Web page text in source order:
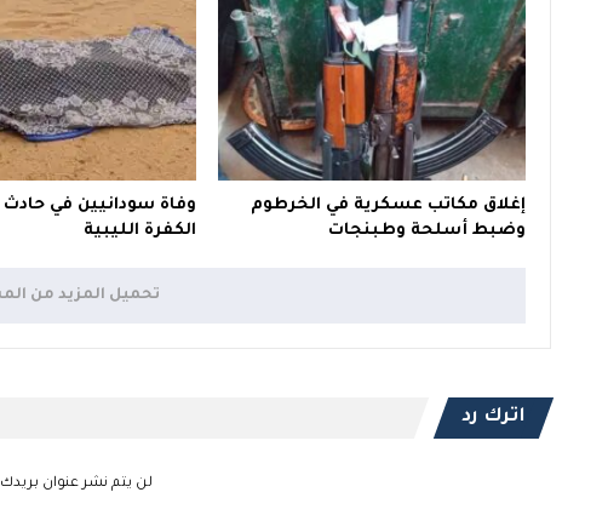
إغلاق مكاتب عسكرية في الخرطوم
وضبط أسلحة وطبنجات
وفاة سودانيين في
الكفرة الليبية
تحميل المزيد من
اترك رد
لن يتم نشر عنوان بريدك